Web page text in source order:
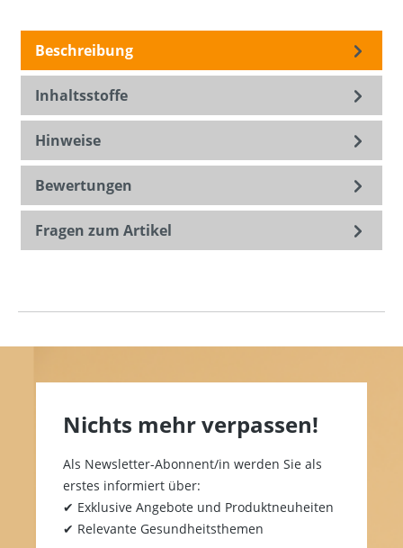
Beschreibung
Inhaltsstoffe
Hinweise
Bewertungen
Fragen zum Artikel
Nichts mehr verpassen!
Als Newsletter-Abonnent/in werden Sie als
erstes informiert über:
✔ Exklusive Angebote und Produktneuheiten
✔ Relevante Gesundheitsthemen